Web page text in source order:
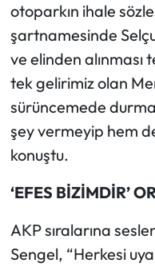
otoparkın ihale
şartnamesinde
ve elinden alınması
tek gelirimiz olan
sürüncemede
şey vermeyip hem
konuştu.
‘EFES BİZİMDİR’
AKP sıralarına
Sengel, “Herkesi